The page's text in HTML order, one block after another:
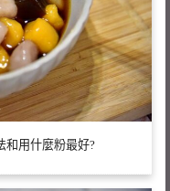
和用什麼粉最好?